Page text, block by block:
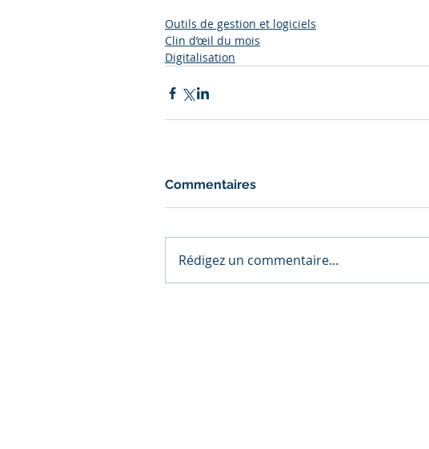
Outils de gestion et logiciels
Clin d’œil du mois
Digitalisation
Commentaires
Rédigez un commentaire...